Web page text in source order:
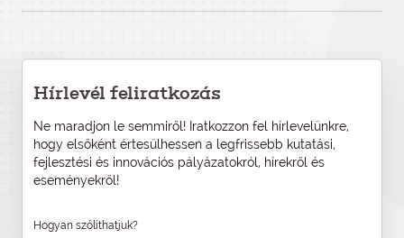
Hírlevél feliratkozás
Ne maradjon le semmiről! Iratkozzon fel hírlevelünkre,
hogy elsőként értesülhessen a legfrissebb kutatási,
fejlesztési és innovációs pályázatokról, hírekről és
eseményekről!
Hogyan szólíthatjuk?